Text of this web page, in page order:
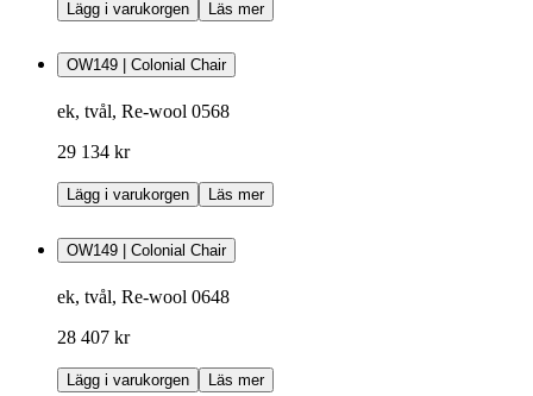
Lägg i varukorgen Läs mer
OW149 | Colonial Chair
ek, tvål, Re-wool 0568
29 134 kr
Lägg i varukorgen Läs mer
OW149 | Colonial Chair
ek, tvål, Re-wool 0648
28 407 kr
Lägg i varukorgen Läs mer